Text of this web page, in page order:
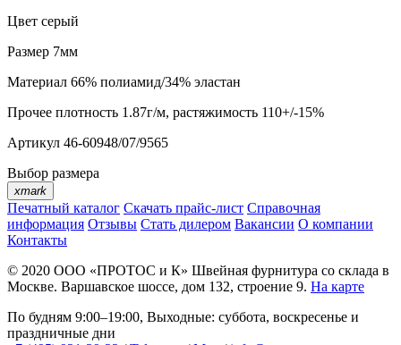
Цвет серый
Размер 7мм
Материал 66% полиамид/34% эластан
Прочее плотность 1.87г/м, растяжимость 110+/-15%
Артикул 46-60948/07/9565
Выбор размера
xmark
Печатный каталог Скачать прайс-лист Справочная
информация Отзывы Стать дилером Вакансии О компании
Контакты
© 2020 ООО «ПРОТОС и К» Швейная фурнитура со склада в
Москве. Варшавское шоссе, дом 132, строение 9. На карте
По будням 9:00–19:00, Выходные: суббота, воскресенье и
праздничные дни